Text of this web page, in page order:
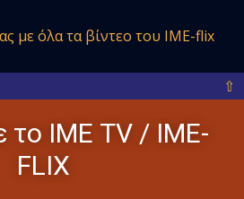
με όλατα βίντεο του IME-flix
⇧
το ΙΜΕ ΤV / IME-
FLIX